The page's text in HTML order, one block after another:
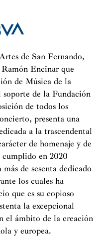
de compositores
Luciano Berio,
Marlos Nobre, Morton
entre otros.
a la London Symphony
España, Orquesta
Radio Symphony
Nazionale della RAI,
Orquesta de la
Sinfónica y Coro de
de Sevilla, Orquesta
Simfònica de
Orquestra
de Barcelona,
Orquesta Barroca de
de Avignon, Orquesta
de San Fernando,
Encinar que
de Música de la
de la Fundación
de todos los
presenta una
a la trascendental
de homenaje y de
en 2020
de sesenta dedicado
los cuales ha
que es su copioso
la excepcional
el ámbito de la creación
y europea.